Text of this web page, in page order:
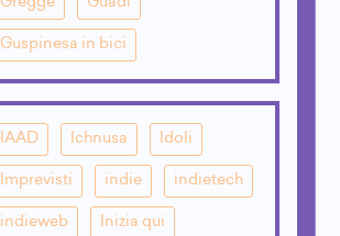
Guspinesa in bici
IAAD Ichnusa Idoli
Imprevisti indie indietech
indieweb Inizia qui